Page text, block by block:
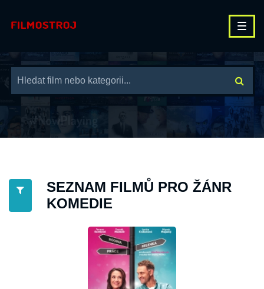
SEZNAM FILMŮ PRO ŽÁNR
KOMEDIE